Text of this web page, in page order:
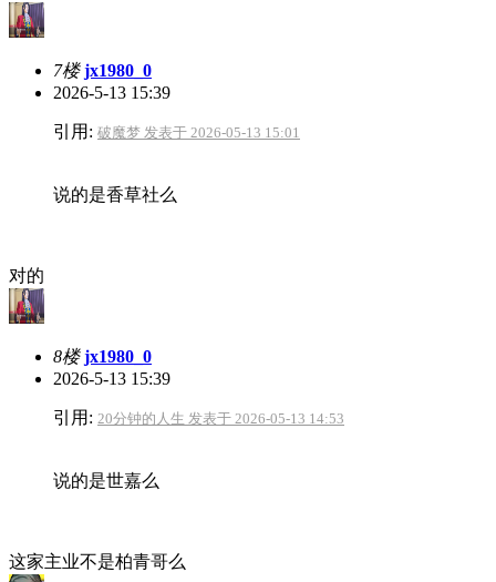
7楼 jx1980_0
2026-5-13 15:39
引用: 破魔梦 发表于 2026-05-13 15:01
说的是香草社么
对的
8楼 jx1980_0
2026-5-13 15:39
引用: 20分钟的人生 发表于 2026-05-13 14:53
说的是世嘉么
这家主业不是柏青哥么